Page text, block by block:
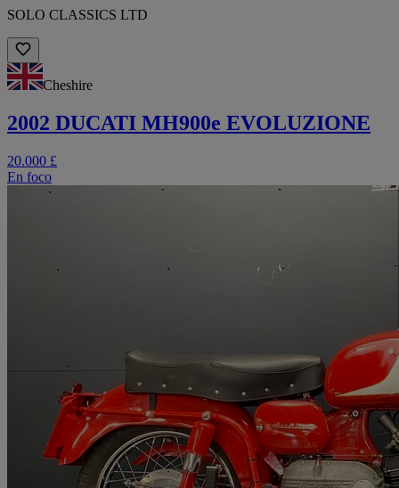
SOLO CLASSICS LTD
Cheshire
2002 DUCATI MH900e EVOLUZIONE
20.000 £
En foco